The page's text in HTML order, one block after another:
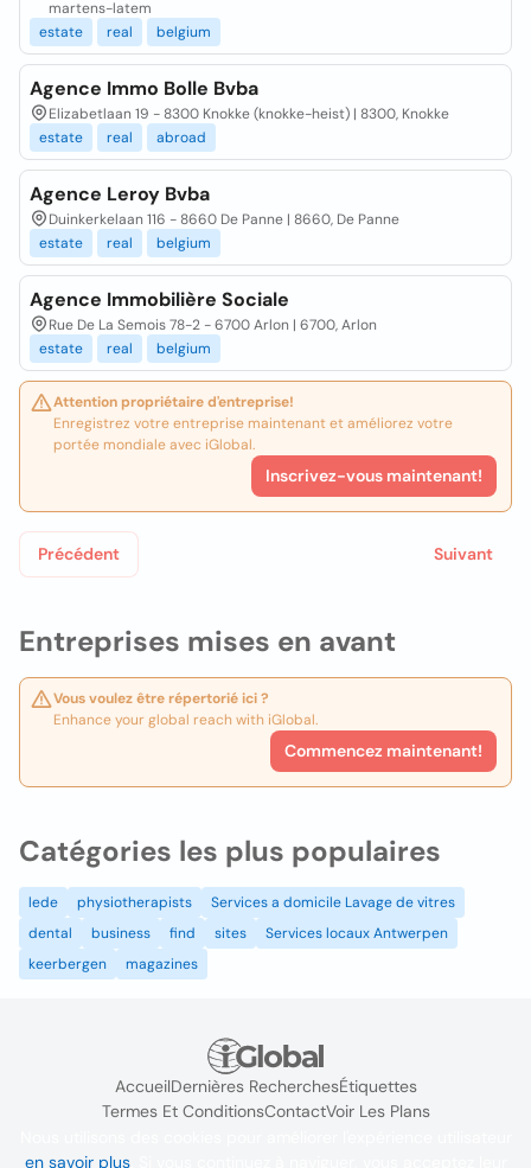
Entreprises mises en avant
Vous voulez être répertorié ici ?
Enhance your global reach with iGlobal.
Commencez maintenant!
martens-latem
estate
real belgium
Agence Immo Bolle Bvba
Elizabetlaan 19 - 8300 Knokke (knokke-heist) | 8300, Knokke
estate
real abroad
Agence Leroy Bvba
Duinkerkelaan 116 - 8660 De Panne | 8660, De Panne
estate
real belgium
Agence Immobilière Sociale
Rue De La Semois 78-2 - 6700 Arlon | 6700, Arlon
estate
real belgium
Attention propriétaire d'entreprise!
Enregistrez votre entreprise maintenant et améliorez votre
portée mondiale avec iGlobal.
Inscrivez-vous maintenant!
Précédent Suivant
Catégories les plus populaires
lede physiotherapists
Services a domicile Lavage de vitres
dental
business find sites
Services locaux Antwerpen
keerbergen
magazines
AccueilDernières RecherchesÉtiquettes
Termes Et ConditionsContactVoir Les Plans
en savoir plus. Si vous continuez à naviguer, vous acceptez leur